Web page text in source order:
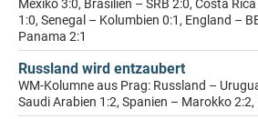
Mexiko 3:0, Brasilien – SRB 2:0, Costa
1:0, Senegal – Kolumbien 0:1, England –
Panama 2:1
Russland wird entzaubert
WM-Kolumne aus Prag: Russland –
Saudi Arabien 1:2, Spanien – Marokko